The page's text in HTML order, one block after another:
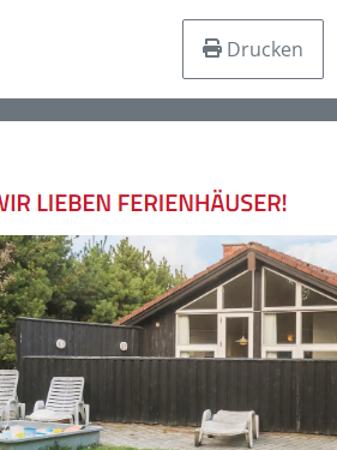
Drucken